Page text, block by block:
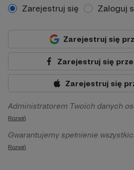
Zarejestruj się Zaloguj
Zarejestruj się
Zarejestruj się
Zarejestruj się
Administratorem Twoich danych
sp. z o.o. z siedziba w Warszawie, ul.
092 Warszawa. Twoje dane
szczególności w celu wykonania
Rozwiń
Gwarantujemy spełnienie
wynikających z ogólnego
Rozwiń